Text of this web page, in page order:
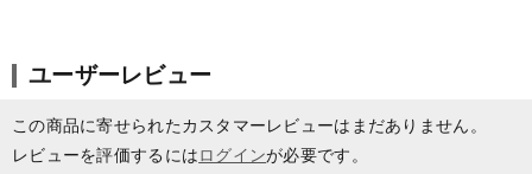
ユーザーレビュー
この商品に寄せられたカスタマーレビューはまだありません。
レビューを評価するにはログインが必要です。